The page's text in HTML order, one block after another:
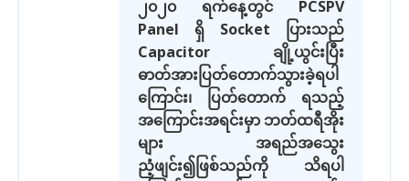
၂၀၂၀ ရက်နေ့တွင် PCSPV
Panel ရှိ Socket ပြားသည်
Capacitor ချို့ယွင်းပြီး
ဓာတ်အားပြတ်တောက်သွားခဲ့ရပါ
ကြောင်း၊ ပြတ်တောက် ရသည့်
အကြောင်းအရင်းမှာ ဘတ်ထရီအိုး
များ အရည်အသွေး
ညံ့ဖျင်း၍ဖြစ်သည်ကို သိရပါ